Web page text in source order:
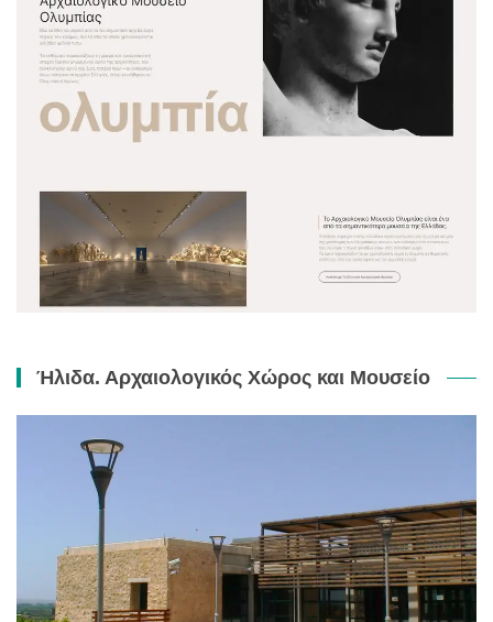
Ήλιδα. Αρχαιολογικός Χώρος και Μουσείο